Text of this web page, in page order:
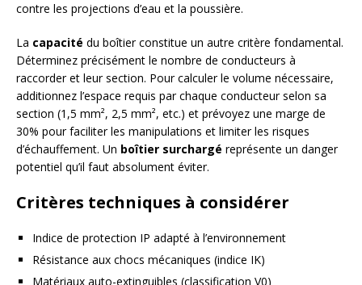
contre les projections d’eau et la poussière.
La capacité du boîtier constitue un autre critère fondamental.
Déterminez précisément le nombre de conducteurs à
raccorder et leur section. Pour calculer le volume nécessaire,
additionnez l’espace requis par chaque conducteur selon sa
section (1,5 mm², 2,5 mm², etc.) et prévoyez une marge de
30% pour faciliter les manipulations et limiter les risques
d’échauffement. Un boîtier surchargé représente un danger
potentiel qu’il faut absolument éviter.
Critères techniques à considérer
Indice de protection IP adapté à l’environnement
Résistance aux chocs mécaniques (indice IK)
Matériaux auto-extinguibles (classification V0)